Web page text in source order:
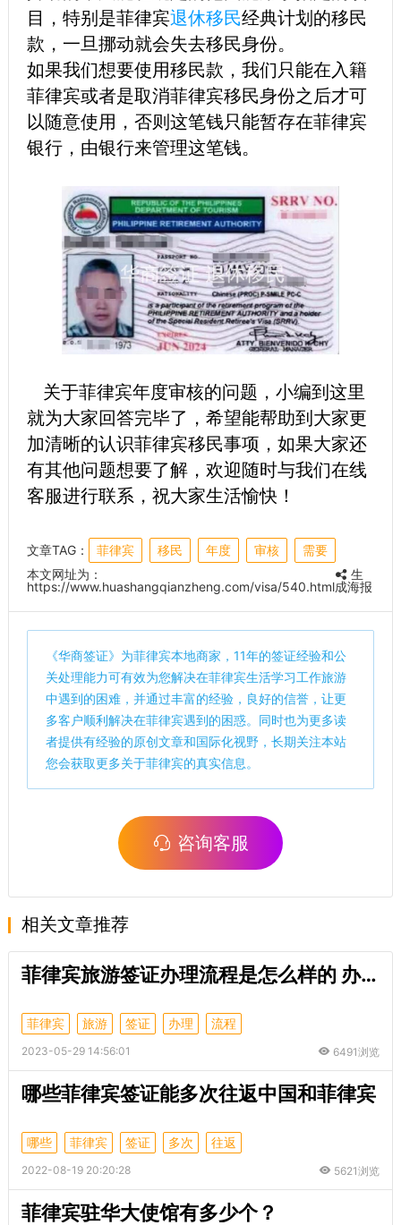
目，特别是菲律宾退休移民经典计划的移民
款，一旦挪动就会失去移民身份。
如果我们想要使用移民款，我们只能在入籍
菲律宾或者是取消菲律宾移民身份之后才可
以随意使用，否则这笔钱只能暂存在菲律宾
银行，由银行来管理这笔钱。
关于菲律宾年度审核的问题，小编到这里
就为大家回答完毕了，希望能帮助到大家更
加清晰的认识菲律宾移民事项，如果大家还
有其他问题想要了解，欢迎随时与我们在线
客服进行联系，祝大家生活愉快！
文章TAG： 菲律宾 移民 年度 审核
需要
本文网址为：
https://www.huashangqianzheng.com/visa/540.html
生
成海报
《华商签证》为菲律宾本地商家，11年的签证经验和公
关处理能力可有效为您解决在菲律宾生活学习工作旅游
中遇到的困难，并通过丰富的经验，良好的信誉，让更
多客户顺利解决在菲律宾遇到的困惑。同时也为更多读
者提供有经验的原创文章和国际化视野，长期关注本站
您会获取更多关于菲律宾的真实信息。
咨询客服
相关文章推荐
菲律宾旅游签证办理流程是怎么样的 办理旅游签需要的材料有什么
菲律宾 旅游 签证 办理 流程
2023-05-29 14:56:01 6491浏览
哪些菲律宾签证能多次往返中国和菲律宾
哪些 菲律宾 签证 多次 往返
2022-08-19 20:20:28 5621浏览
菲律宾驻华大使馆有多少个？